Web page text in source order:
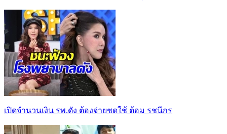
เปิดจำนวนเงิน รพ.ดัง ต้องจ่ายชดใช้ ต้อม รชนีกร